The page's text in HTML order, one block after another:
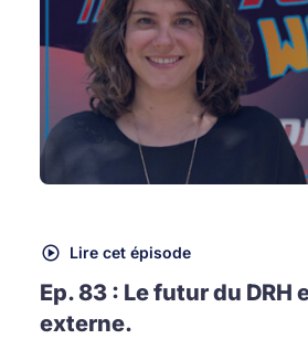
Lire cet épisode
Ep. 83 : Le futur du DRH
externe.